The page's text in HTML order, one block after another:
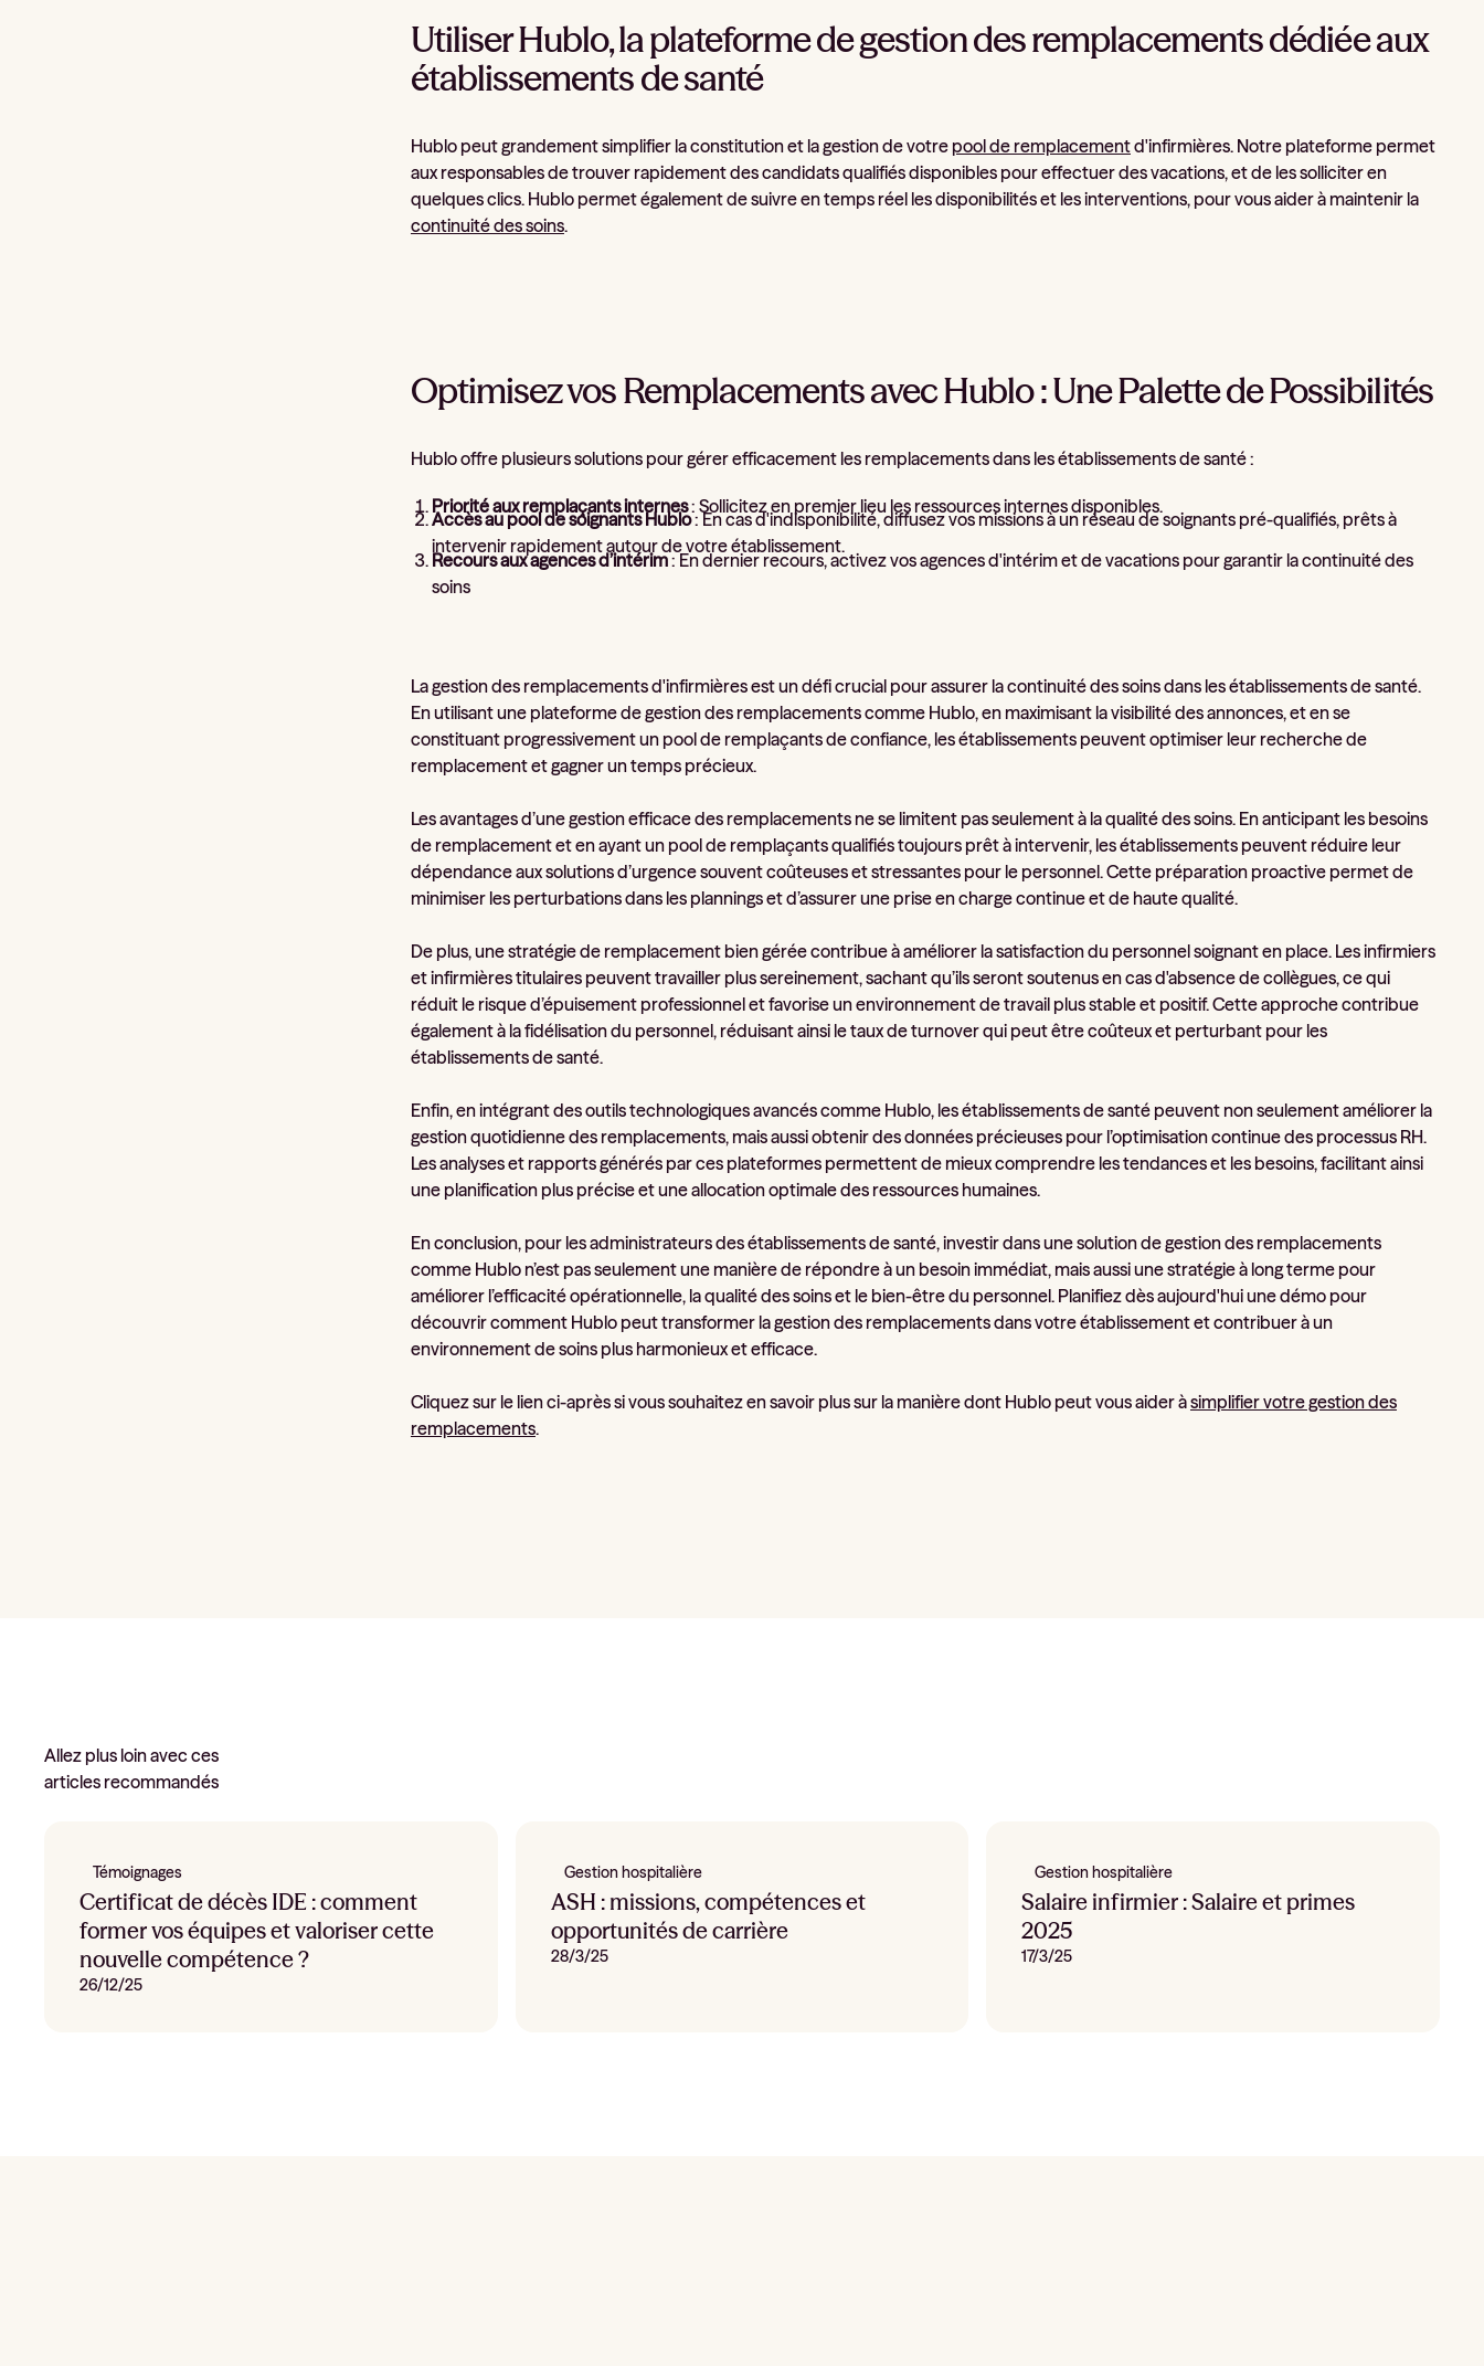
Utiliser Hublo, la plateforme de gestion des remplacements dédiée aux
établissements de santé
Hublo peut grandement simplifier la constitution et la gestion de votre pool de remplacementd'infirmières. Notre plateforme permet
aux responsables de trouver rapidement des candidats qualifiés disponibles pour effectuer des vacations, et de les solliciter en
quelques clics. Hublo permet également de suivre en temps réel les disponibilités et les interventions, pour vous aider à maintenir la
continuité des soins.
Optimisez vos Remplacements avec Hublo : Une Palette de Possibilités
Hublo offre plusieurs solutions pour gérer efficacement les remplacements dans les établissements de santé :
Priorité aux remplaçants internes: Sollicitez en premier lieu les ressources internes disponibles.
Accès au pool de soignants Hublo: En cas d'indisponibilité, diffusez vos missions à un réseau de soignants pré-qualifiés, prêts à
intervenir rapidement autour de votre établissement.
Recours aux agences d’intérim: En dernier recours, activez vos agences d'intérim et de vacations pour garantir la continuité des
soins
La gestion des remplacements d'infirmières est un défi crucial pour assurer la continuité des soins dans les établissements de santé.
En utilisant une plateforme de gestion des remplacements comme Hublo, en maximisant la visibilité des annonces, et en se
constituant progressivement un pool de remplaçants de confiance, les établissements peuvent optimiser leur recherche de
remplacement et gagner un temps précieux.
Les avantages d’une gestion efficace des remplacements ne se limitent pas seulement à la qualité des soins. En anticipant les besoins
de remplacement et en ayant un pool de remplaçants qualifiés toujours prêt à intervenir, les établissements peuvent réduire leur
dépendance aux solutions d’urgence souvent coûteuses et stressantes pour le personnel. Cette préparation proactive permet de
minimiser les perturbations dans les plannings et d’assurer une prise en charge continue et de haute qualité.
De plus, une stratégie de remplacement bien gérée contribue à améliorer la satisfaction du personnel soignant en place. Les infirmiers
et infirmières titulaires peuvent travailler plus sereinement, sachant qu’ils seront soutenus en cas d'absence de collègues, ce qui
réduit le risque d’épuisement professionnel et favorise un environnement de travail plus stable et positif. Cette approche contribue
également à la fidélisation du personnel, réduisant ainsi le taux de turnover qui peut être coûteux et perturbant pour les
établissements de santé.
Enfin, en intégrant des outils technologiques avancés comme Hublo, les établissements de santé peuvent non seulement améliorer la
gestion quotidienne des remplacements, mais aussi obtenir des données précieuses pour l’optimisation continue des processus RH.
Les analyses et rapports générés par ces plateformes permettent de mieux comprendre les tendances et les besoins, facilitant ainsi
une planification plus précise et une allocation optimale des ressources humaines.
En conclusion, pour les administrateurs des établissements de santé, investir dans une solution de gestion des remplacements
comme Hublo n’est pas seulement une manière de répondre à un besoin immédiat, mais aussi une stratégie à long terme pour
améliorer l’efficacité opérationnelle, la qualité des soins et le bien-être du personnel. Planifiez dès aujourd'hui une démo pour
découvrir comment Hublo peut transformer la gestion des remplacements dans votre établissement et contribuer à un
environnement de soins plus harmonieux et efficace.
Cliquez sur le lien ci-après si vous souhaitez en savoir plus sur la manière dont Hublo peut vous aider àsimplifier votre gestion des
remplacements.
Allez plus loin avec ces
articles recommandés
Témoignages
Certificat de décès IDE : comment
former vos équipes et valoriser cette
nouvelle compétence ?
26/12/25
Gestion hospitalière
ASH : missions, compétences et
opportunités de carrière
28/3/25
Gestion hospitalière
Salaire infirmier : Salaire et primes
2025
17/3/25